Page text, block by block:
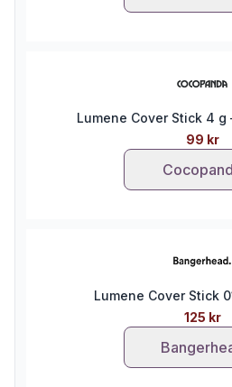
Lumene Cover Stick 4 g
99 kr
Lumene Cover Stick
125 kr